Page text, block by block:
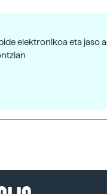
elektronikoa eta jaso